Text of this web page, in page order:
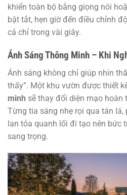
khiển toàn bộ bằng giọng nói
bật tắt, hẹn giờ đến điều chỉnh
cả chỉ trong vài giây.
Ánh Sáng Thông Minh – Khi
Ánh sáng không chỉ giúp nhìn
thấy”. Một khu vườn được thiết
minh sẽ thay đổi diện mạo hoàn
Từng tia sáng nhẹ rọi qua tán lá,
lan tỏa quanh lối đi tạo nên bức
sang trọng.